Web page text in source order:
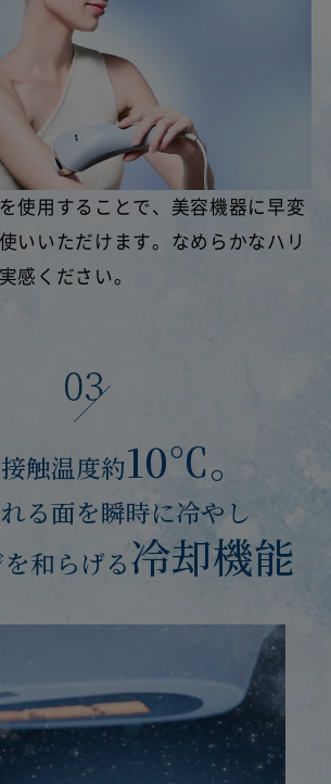
使用することで、美容機器に早変
いいただけます。なめらかなハリ
感ください。
触温度約10℃。
る面を瞬時に冷やし
和らげる冷却機能